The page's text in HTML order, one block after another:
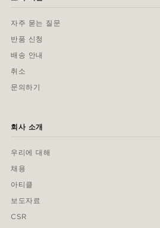
자주 묻는 질문
반품 신청
배송 안내
취소
문의하기
회사 소개
우리에 대해
채용
아티클
보도자료
CSR